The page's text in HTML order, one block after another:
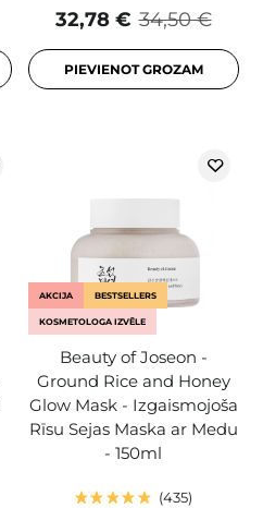
34,50 €
32,78 €
PIEVIENOT GROZAM
AKCIJA BESTSELLERS
KOSMETOLOGA IZVĒLE
Beauty of Joseon -
Ground Rice and Honey
Glow Mask - Izgaismojoša
Rīsu Sejas Maska ar Medu
- 150ml
435